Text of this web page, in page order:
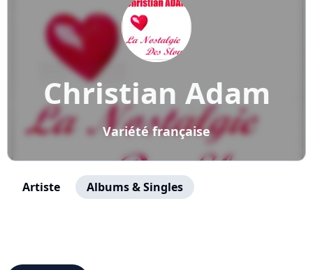
Christian Adam
Variété française
Artiste Albums & Singles